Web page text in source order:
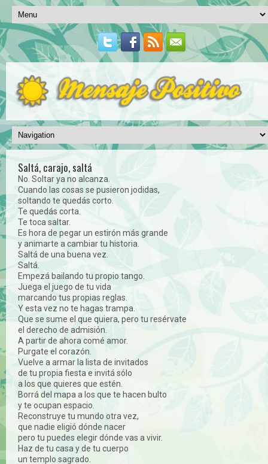
Saltá, carajo, saltá
No. Soltar ya no alcanza.
Cuando las cosas se pusieron jodidas,
soltando te quedás corto.
Te quedás corta.
Te toca saltar.
Es hora de pegar un estirón más grande
y animarte a cambiar tu historia.
Saltá de una buena vez.
Saltá.
Empezá bailando tu propio tango.
Juega el juego de tu vida
marcando tus propias reglas.
Y esta vez no te hagas trampa.
Que se sume el que quiera, pero tu resérvate
el derecho de admisión.
A partir de ahora comé amor.
Purgate el corazón.
Vuelve a armar la lista de invitados
de tu propia fiesta e invitá sólo
a los que quieres que estén.
Borrá del mapa a los que te hacen bulto
y te ocupan espacio.
Reconstruye tu mundo otra vez,
que nadie eligió dónde nacer
pero tu puedes elegir dónde vas a vivir.
Haz de tu casa y de tu cuerpo
un templo sagrado.